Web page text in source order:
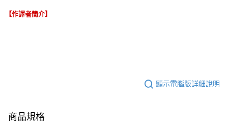
【作譯者簡介】
顯示電腦版詳細說明
商品規格